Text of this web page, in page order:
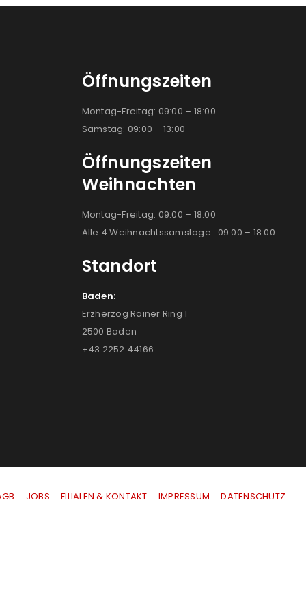
Öffnungszeiten
Montag-Freitag: 09:00 – 18:00
Samstag: 09:00 – 13:00
Öffnungszeiten
Weihnachten
Montag-Freitag: 09:00 – 18:00
Alle 4 Weihnachtssamstage : 09:00 – 18:00
Standort
Baden:
Erzherzog Rainer Ring 1
2500 Baden
+43 2252 44166
JOBS FILIALEN & KONTAKT IMPRESSUM |DATENSCHUTZ